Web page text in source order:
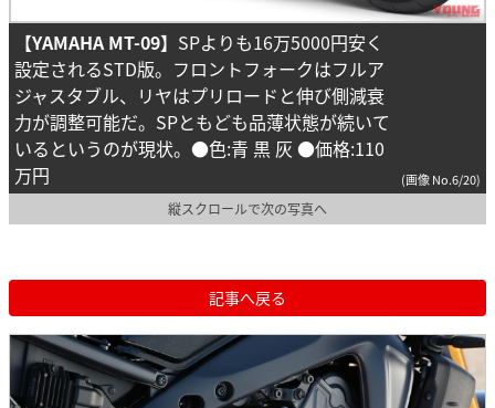
【YAMAHA MT-09】 SPよりも16万5000円安く
設定されるSTD版。フロントフォークはフルア
ジャスタブル、リヤはプリロードと伸び側減衰
力が調整可能だ。SPともども品薄状態が続いて
いるというのが現状。●色:青 黒 灰 ●価格:110
万円
(画像 No.6/20)
縦スクロールで次の写真へ
記事へ戻る